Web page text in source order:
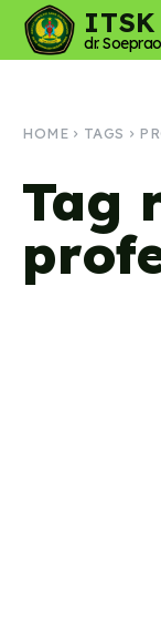
ITSK
dr.
HOME TAGS
Tag